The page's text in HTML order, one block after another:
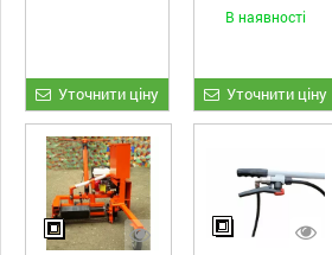
Уточнити ціну
В наявності
Уточнити ціну